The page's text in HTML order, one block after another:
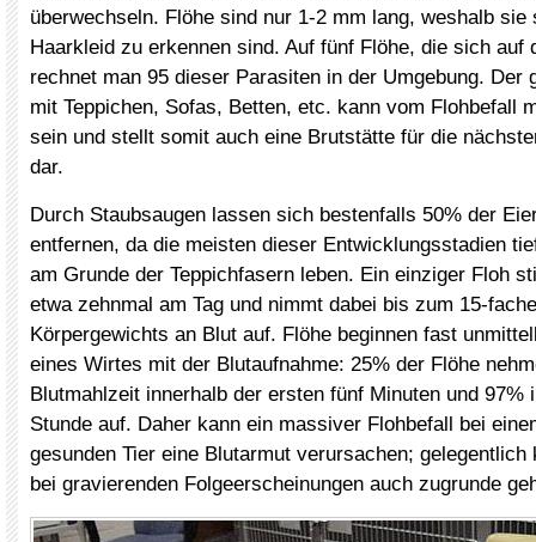
überwechseln. Flöhe sind nur 1-2 mm lang, weshalb sie
Haarkleid zu erkennen sind. Auf fünf Flöhe, die sich auf
rechnet man 95 dieser Parasiten in der Umgebung. Der
mit Teppichen, Sofas, Betten, etc. kann vom Flohbefall
sein und stellt somit auch eine Brutstätte für die
dar.
Durch Staubsaugen lassen sich bestenfalls 50% der
entfernen, da die meisten dieser Entwicklungsstadien
am Grunde der Teppichfasern leben. Ein einziger Floh
etwa zehnmal am Tag und nimmt dabei bis zum 15-
Körpergewichts an Blut auf. Flöhe beginnen fast
eines Wirtes mit der Blutaufnahme: 25% der Flöhe
Blutmahlzeit innerhalb der ersten fünf Minuten und 97%
Stunde auf. Daher kann ein massiver Flohbefall bei
gesunden Tier eine Blutarmut verursachen; gelegentlich
bei gravierenden Folgeerscheinungen auch zugrunde